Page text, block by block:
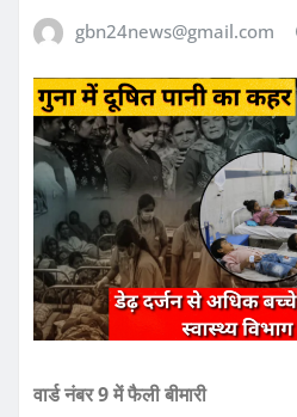
gbn24news@gmail.com
वार्ड नंबर 9 में फैली बीमारी